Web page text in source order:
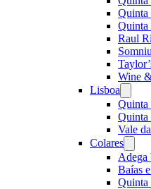
Quinta
Quinta
Raul
Wine
Lisboa
menu
Quinta
Quinta
Vale
Colares
menu
Adega
Baías
Quinta